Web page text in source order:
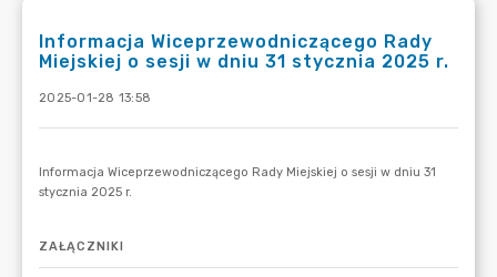
Informacja Wiceprzewodniczącego Rady
Miejskiej o sesji w dniu 31 stycznia 2025 r.
2025-01-28 13:58
ZAŁĄCZNIKI